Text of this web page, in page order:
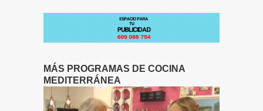
MÁS PROGRAMAS DE COCINA
MEDITERRÁNEA